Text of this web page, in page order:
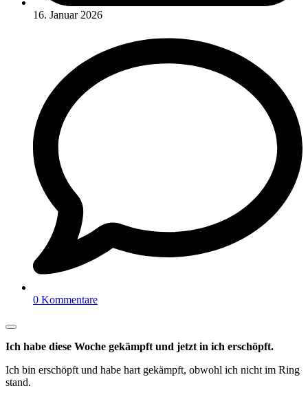
16. Januar 2026
0 Kommentare
Ich habe diese Woche gekämpft und jetzt in ich erschöpft.
Ich bin erschöpft und habe hart gekämpft, obwohl ich nicht im Ring
stand.